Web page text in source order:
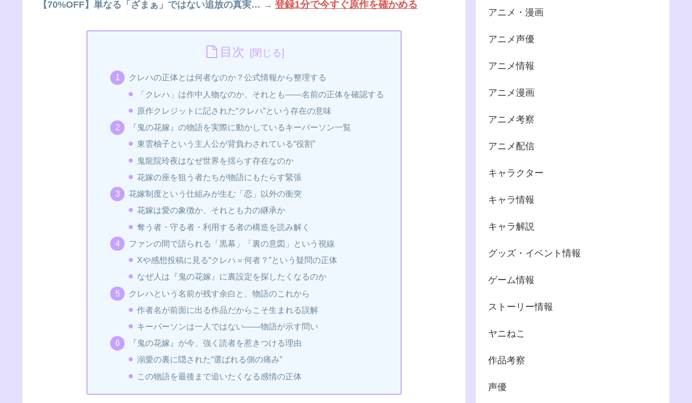
【70%OFF】単なる「ざまぁ」ではない追放の真実… → 登録1分で今すぐ原作を確かめる
目次
クレハの正体とは何者なのか？公式情報から整理する
「クレハ」は作中人物なのか、それとも――名前の正体を確認する
原作クレジットに記された“クレハ”という存在の意味
『鬼の花嫁』の物語を実際に動かしているキーパーソン一覧
東雲柚子という主人公が背負わされている“役割”
鬼龍院玲夜はなぜ世界を揺らす存在なのか
花嫁の座を狙う者たちが物語にもたらす緊張
花嫁制度という仕組みが生む「恋」以外の衝突
花嫁は愛の象徴か、それとも力の継承か
奪う者・守る者・利用する者の構造を読み解く
ファンの間で語られる「黒幕」「裏の意図」という視線
Xや感想投稿に見る“クレハ＝何者？”という疑問の正体
なぜ人は『鬼の花嫁』に裏設定を探したくなるのか
クレハという名前が残す余白と、物語のこれから
作者名が前面に出る作品だからこそ生まれる誤解
キーパーソンは一人ではない――物語が示す問い
『鬼の花嫁』が今、強く読者を惹きつける理由
溺愛の裏に隠された“選ばれる側の痛み”
この物語を最後まで追いたくなる感情の正体
アニメ・漫画
アニメ声優
アニメ情報
アニメ漫画
アニメ考察
アニメ配信
キャラクター
キャラ情報
キャラ解説
グッズ・イベント情報
ゲーム情報
ストーリー情報
ヤニねこ
作品考察
声優